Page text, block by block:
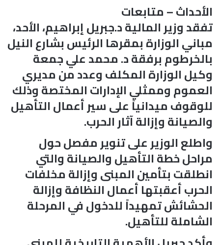
الأحداث – متابعات
تفقد وزير المالية د.جبريل إبراهيم، الأحد،
مباني الوزارة بمقرها الرئيس بشارع النيل
بالخرطوم برفقة د. محمد علي جمعة
وكيل الوزارة المكلف وعدد من مديري
العموم وممثلي الإدارات المختصة وذلك
للوقوف ميدانياً على سير أعمال التأهيل
والصيانة وإزالة آثار الحرب.
واطلع الوزير على تنوير مفصل حول
مراحل خطة التأهيل والصيانة والتي
انطلقت بتأمين المبنى وإزالة مخلفات
الحرب أعقبتها أعمال النظافة وإزالة
الحشائش تمهيداً للدخول في المرحلة
الشاملة للتأهيل.